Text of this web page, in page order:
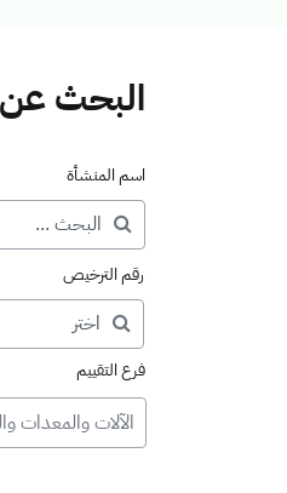
البحث
اسم المنشأة
رقم الترخيص
فرع التقييم
الآلات والمعدات